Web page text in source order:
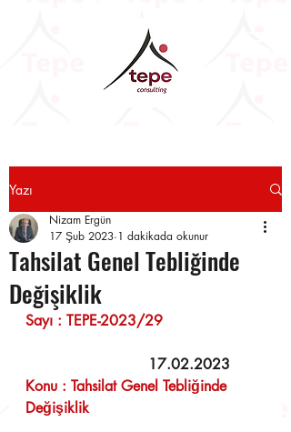
Yazı
Tahsilat Genel Tebliğinde
Değişiklik
Nizam Ergün
17 Şub 2023 1 dakikada okunur
Sayı : TEPE-2023/29
      17.02.2023
Konu : Tahsilat Genel Tebliğinde
Değişiklik